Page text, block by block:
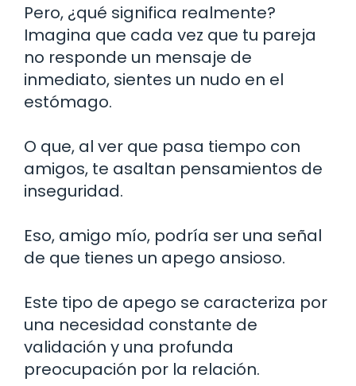
Pero, ¿qué significa realmente?
Imagina que cada vez que tu pareja
no responde un mensaje de
inmediato, sientes un nudo en el
estómago.
O que, al ver que pasa tiempo con
amigos, te asaltan pensamientos de
inseguridad.
Eso, amigo mío, podría ser una señal
de que tienes un apego ansioso.
Este tipo de apego se caracteriza por
una necesidad constante de
validación y una profunda
preocupación por la relación.